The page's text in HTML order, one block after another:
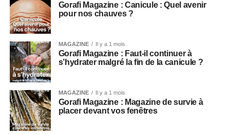
Gorafi Magazine : Canicule : Quel avenir
pour nos chauves ?
MAGAZINE Il y a 1 mois
Gorafi Magazine : Faut-il continuer à
s’hydrater malgré la fin de la canicule ?
MAGAZINE Il y a 1 mois
Gorafi Magazine : Magazine de survie à
placer devant vos fenêtres